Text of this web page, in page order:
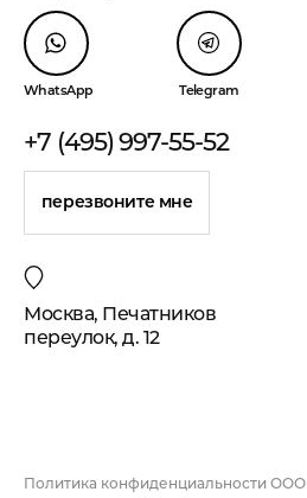
WhatsApp Telegram
+7 (495) 997-55-52
перезвоните мне
Москва, Печатников
переулок, д. 12
Политика конфиденциальности ООО